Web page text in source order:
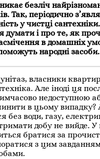
безліч
Так, періодично
у чистці сантехніки.
думати і про те, як
в домашніх
народні засоби.
власники
Але іноді ця
недоступною
в цьому випадку?
без води, газу,
добу не вийде.
братися за
з цим